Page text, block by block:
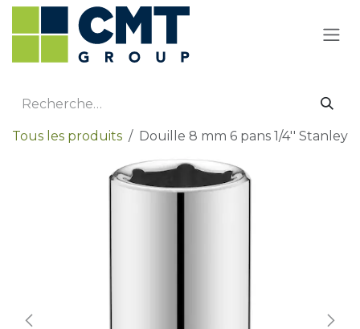
Se rendre au contenu
Tous les produits Douille 8 mm 6 pans 1/4'' Stanley